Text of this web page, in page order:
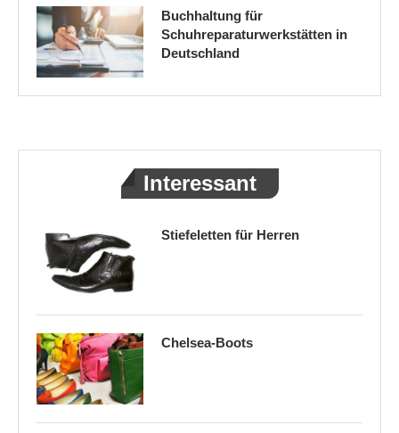
Buchhaltung für
Schuhreparaturwerkstätten in
Deutschland
Interessant
Stiefeletten für Herren
Chelsea-Boots